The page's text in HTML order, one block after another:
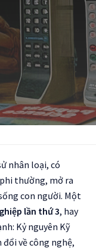
nhân loại, có
thường, mở ra
con người. Một
lần thứ 3, hay
Kỷ nguyên Kỹ
về công nghệ,